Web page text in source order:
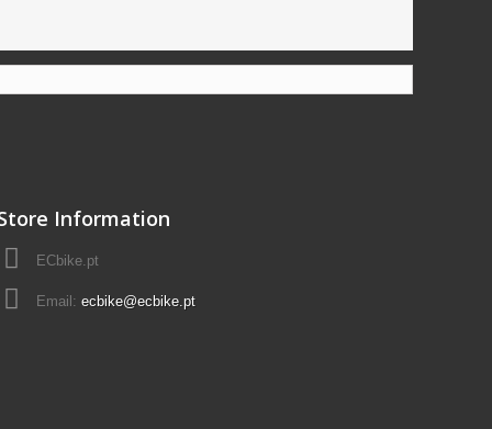
Information
ECbike.pt
Email: ecbike@ecbike.pt